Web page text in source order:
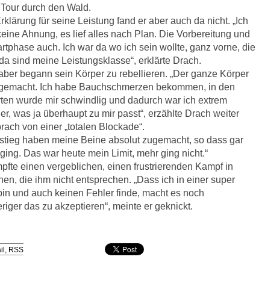
durch den Wald.
für seine Leistung fand er aber auch da nicht. „Ich
Ahnung, es lief alles nach Plan. Die Vorbereitung und
auch. Ich war da wo ich sein wollte, ganz vorne, die
sind meine Leistungsklasse“, erklärte Drach.
begann sein Körper zu rebellieren. „Der ganze Körper
Ich habe Bauchschmerzen bekommen, in den
wurde mir schwindlig und dadurch war ich extrem
was ja überhaupt zu mir passt“, erzählte Drach weiter
von einer „totalen Blockade“.
haben meine Beine absolut zugemacht, so dass gar
Das war heute mein Limit, mehr ging nicht.“
einen vergeblichen, einen frustrierenden Kampf in
die ihm nicht entsprechen. „Dass ich in einer super
und auch keinen Fehler finde, macht es noch
das zu akzeptieren“, meinte er geknickt.